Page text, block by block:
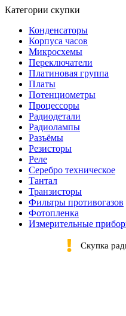
Категории скупки
Конденсаторы
Корпуса часов
Микросхемы
Переключатели
Платиновая группа
Платы
Потенциометры
Процессоры
Радиодетали
Радиолампы
Разъёмы
Резисторы
Реле
Серебро техническое
Тантал
Транзисторы
Фильтры противогазов
Фотопленка
Измерительные
Скупка